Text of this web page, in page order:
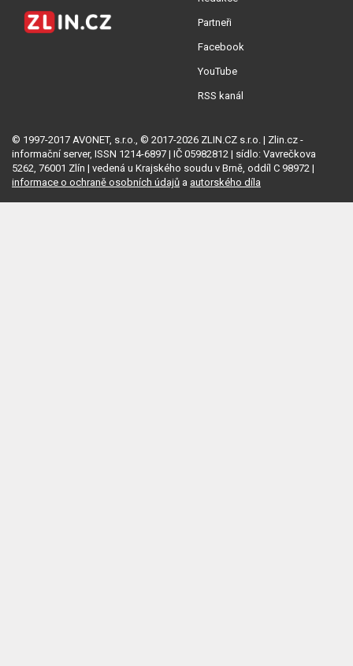
Partneři
Facebook
YouTube
RSS kanál
© 1997-2017 AVONET, s.r.o., © 2017-2026 ZLIN.CZ s.r.o. | Zlin.cz -
informační server, ISSN 1214-6897 | IČ 05982812 | sídlo: Vavrečkova
5262, 76001 Zlín | vedená u Krajského soudu v Brně, oddíl C 98972 |
informace o ochraně osobních údajů a autorského díla